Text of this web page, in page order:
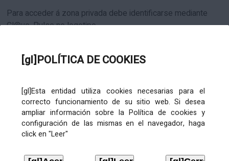
[gl]POLÍTICA DE COOKIES
[gl]Esta entidad utiliza cookies necesarias para el
correcto funcionamiento de su sitio web. Si desea
ampliar información sobre la Política de cookies y
configuración de las mismas en el navegador, haga
click en "Leer"
CARTAFOL CIDADÁN
Para acceder á zona privada debe identificarse mediante
Cl@ve. Pulse no logotipo